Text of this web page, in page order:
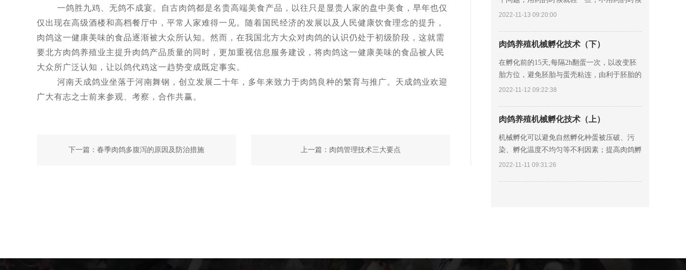
一鸽胜九鸡、无鸽不成宴。自古肉鸽都是名贵高端美食产品，以往只是显贵人家的盘中美食，早年也仅
仅出现在高级酒楼和高档餐厅中，平常人家难得一见。随着国民经济的发展以及人民健康饮食理念的提升，
肉鸽这一健康美味的食品逐渐被大众所认知。然而，在我国北方大众对肉鸽的认识仍处于初级阶段，这就需
要北方肉鸽养殖业主提升肉鸽产品质量的同时，更加重视信息服务建设，将肉鸽这一健康美味的食品被人民
大众所广泛认知，让以鸽代鸡这一趋势变成既定事实。
河南天成鸽业坐落于河南舞钢，创立发展二十年，多年来致力于肉鸽良种的繁育与推广。天成鸽业欢迎
广大有志之士前来参观、考察，合作共赢。
下一篇： 春季肉鸽多腹泻的原因及防治措施 上一篇： 肉鸽管理技术三大要点
很快就会出现伤亡，反反复复很难控制，到底
2022-11-13 09:20:00
肉鸽养殖机械孵化技术（下）
在孵化前的15天,每隔2h翻蛋一次，以改变胚
胎方位，避免胚胎与蛋壳粘连，由利于胚胎的
运动，保持正常胎位，保证各部位受热均匀，
2022-11-12 09:22:38
肉鸽养殖机械孵化技术（上）
机械孵化可以避免自然孵化种蛋被压破、污
染、孵化温度不均匀等不利因素；提高肉鸽孵
化率和出雏率，提高种鸽繁殖率。 当种鸽产
2022-11-11 09:31:26